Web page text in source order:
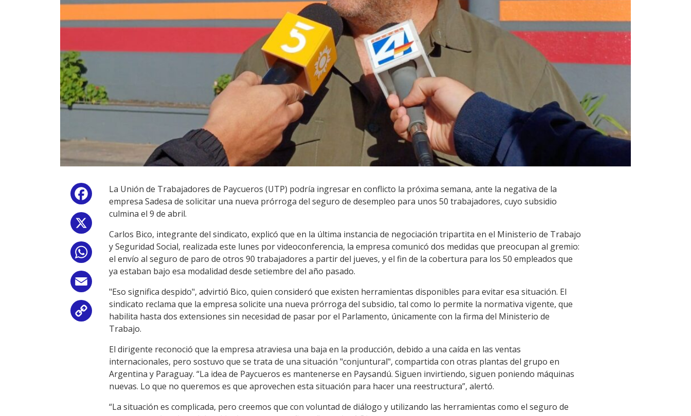
Facebook
WhatsApp
Copy
La Unión de Trabajadores de Paycueros (UTP) podría ingresar en conflicto la próxima semana, ante la negativa de la
empresa Sadesa de solicitar una nueva prórroga del seguro de desempleo para unos 50 trabajadores, cuyo subsidio
culmina el 9 de abril.
Carlos Bico, integrante del sindicato, explicó que en la última instancia de negociación tripartita en el Ministerio de Trabajo
y Seguridad Social, realizada este lunes por videoconferencia, la empresa comunicó dos medidas que preocupan al gremio:
el envío al seguro de paro de otros 90 trabajadores a partir del jueves, y el fin de la cobertura para los 50 empleados que
ya estaban bajo esa modalidad desde setiembre del año pasado.
"Eso significa despido", advirtió Bico, quien consideró que existen herramientas disponibles para evitar esa situación. El
sindicato reclama que la empresa solicite una nueva prórroga del subsidio, tal como lo permite la normativa vigente, que
habilita hasta dos extensiones sin necesidad de pasar por el Parlamento, únicamente con la firma del Ministerio de
Trabajo.
El dirigente reconoció que la empresa atraviesa una baja en la producción, debido a una caída en las ventas
internacionales, pero sostuvo que se trata de una situación "conjuntural", compartida con otras plantas del grupo en
Argentina y Paraguay. “La idea de Paycueros es mantenerse en Paysandú. Siguen invirtiendo, siguen poniendo máquinas
nuevas. Lo que no queremos es que aprovechen esta situación para hacer una reestructura”, alertó.
“La situación es complicada, pero creemos que con voluntad de diálogo y utilizando las herramientas como el seguro de